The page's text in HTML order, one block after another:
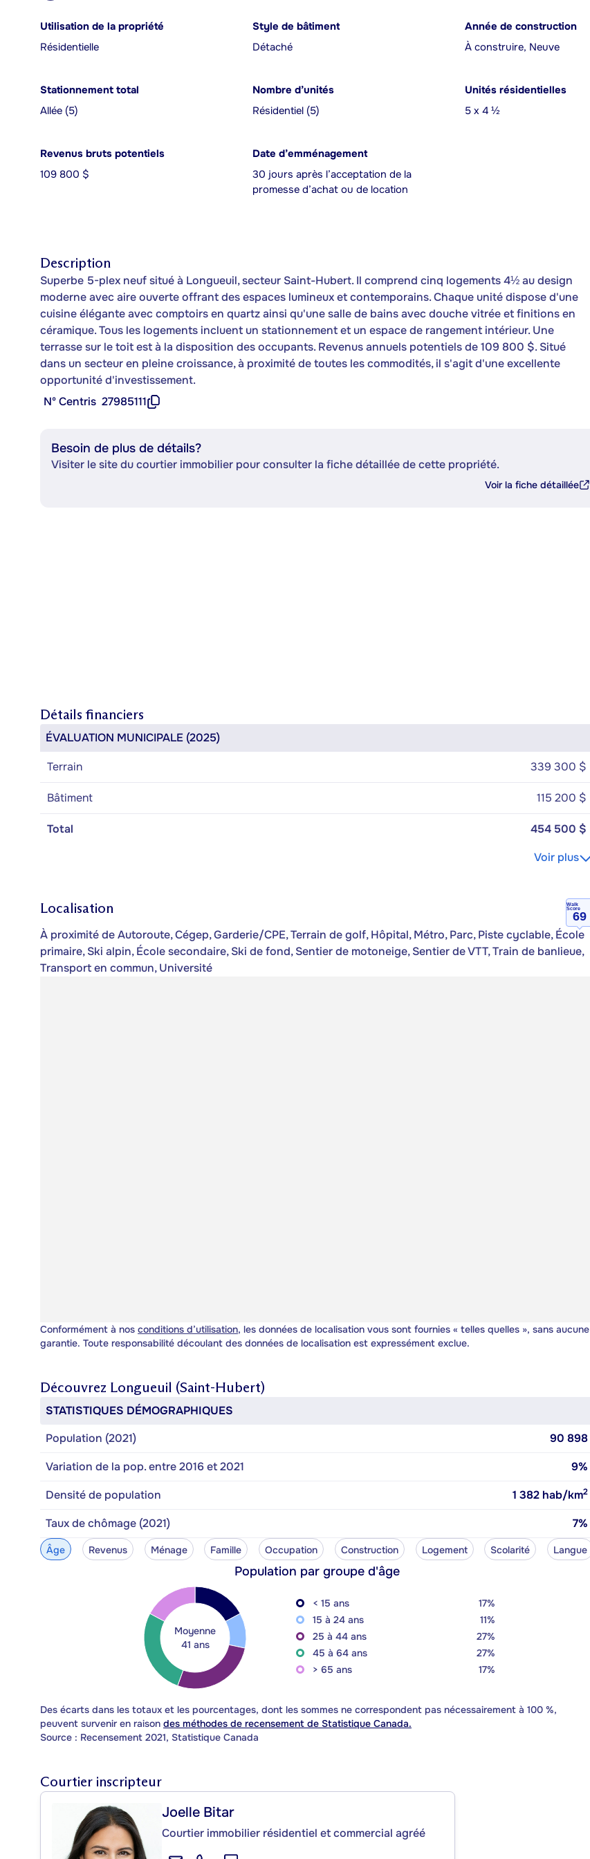
Utilisation de la propriété
Résidentielle
Style de bâtiment
Détaché
Année de construction
À construire, Neuve
Stationnement total
Allée (5)
Nombre d’unités
Résidentiel (5)
Unités résidentielles
5 x 4 ½
Revenus bruts potentiels
109 800 $
Date d’emménagement
30 jours après l’acceptation de la
promesse d’achat ou de location
Description
Superbe 5-plex neuf situé à Longueuil, secteur Saint-Hubert. Il comprend cinq logements 4½ au design
moderne avec aire ouverte offrant des espaces lumineux et contemporains. Chaque unité dispose d'une
cuisine élégante avec comptoirs en quartz ainsi qu'une salle de bains avec douche vitrée et finitions en
céramique. Tous les logements incluent un stationnement et un espace de rangement intérieur. Une
terrasse sur le toit est à la disposition des occupants. Revenus annuels potentiels de 109 800 $. Situé
dans un secteur en pleine croissance, à proximité de toutes les commodités, il s'agit d'une excellente
opportunité d'investissement.
Nº Centris 27985111
Besoin de plus de détails?
Visiter le site du courtier immobilier pour consulter la fiche détaillée de cette propriété.
Voir la fiche détaillée
Détails financiers
ÉVALUATION MUNICIPALE (2025)
Terrain
339 300 $
Bâtiment 115 200 $
Total
454 500 $
Voir plus
Localisation
Walk
Score
69
À proximité de Autoroute, Cégep, Garderie/CPE, Terrain de golf, Hôpital, Métro, Parc, Piste cyclable, École
primaire, Ski alpin, École secondaire, Ski de fond, Sentier de motoneige, Sentier de VTT, Train de banlieue,
Transport en commun, Université
Conformément à nos conditions d’utilisation, les données de localisation vous sont fournies « telles quelles », sans aucune
garantie. Toute responsabilité découlant des données de localisation est expressément exclue.
Découvrez Longueuil (Saint-Hubert)
STATISTIQUES DÉMOGRAPHIQUES
Population (2021)
90 898
Variation de la pop. entre 2016 et 2021
9%
Densité de population
1 382 hab/km2
Taux de chômage (2021) 7%
Âge Revenus Ménage Famille Occupation Construction Logement Scolarité Langue
Population par groupe d'âge
Moyenne
41 ans
< 15 ans
17%
15 à 24 ans
11%
25 à 44 ans
27%
45 à 64 ans
27%
> 65 ans
17%
Des écarts dans les totaux et les pourcentages, dont les sommes ne correspondent pas nécessairement à 100 %,
peuvent survenir en raison des méthodes de recensement de Statistique Canada.
Source : Recensement 2021, Statistique Canada
Courtier inscripteur
Joelle Bitar
Courtier immobilier résidentiel et commercial agréé